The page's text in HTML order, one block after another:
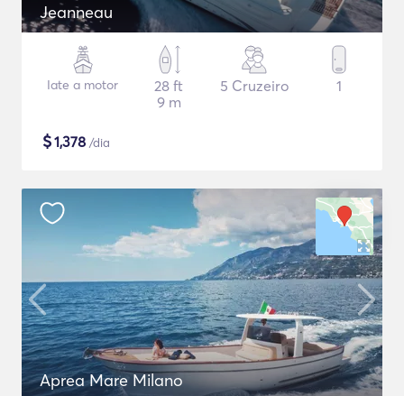
Jeanneau
Iate a motor
28 ft
9 m
5 Cruzeiro 1
$1,378 /dia
Aprea Mare Milano